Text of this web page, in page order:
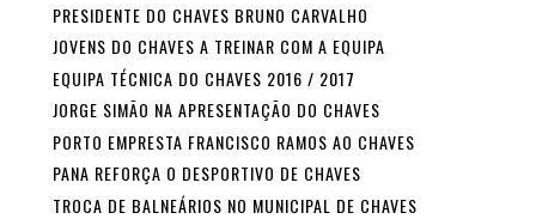
PRESIDENTE DO CHAVES BRUNO CARVALHO
JOVENS DO CHAVES A TREINAR COM A EQUIPA
EQUIPA TÉCNICA DO CHAVES 2016 / 2017
JORGE SIMÃO NA APRESENTAÇÃO DO CHAVES
PORTO EMPRESTA FRANCISCO RAMOS AO CHAVES
PANA REFORÇA O DESPORTIVO DE CHAVES
TROCA DE BALNEÁRIOS NO MUNICIPAL DE CHAVES